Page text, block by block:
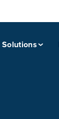
Solutions